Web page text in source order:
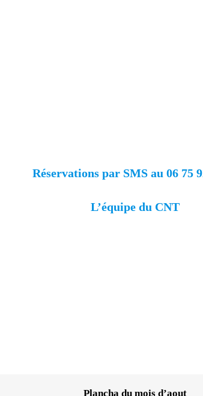
Réservations par SMS au 06 75
L’équipe du CNT
Plancha du mois d’aout